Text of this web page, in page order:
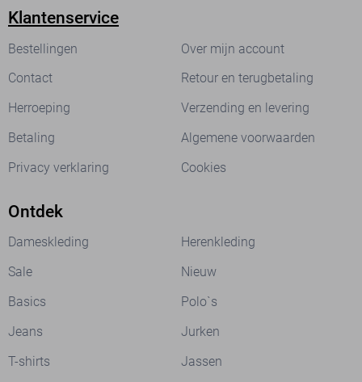
Klantenservice
Bestellingen
Over mijn account
Contact
Retour en terugbetaling
Herroeping
Verzending en levering
Betaling
Algemene voorwaarden
Privacy verklaring
Cookies
Ontdek
Dameskleding
Herenkleding
Sale
Nieuw
Basics
Polo`s
Jeans
Jurken
T-shirts
Jassen